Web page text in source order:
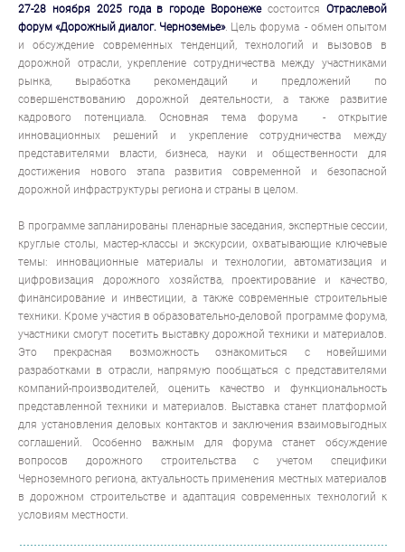
27-28 ноября 2025 года в городе Воронежесостоится Отраслевой
форум «Дорожный диалог. Черноземье». Цель форума - обмен опытом
и обсуждение современных тенденций, технологий и вызовов в
дорожной отрасли, укрепление сотрудничества между участниками
рынка, выработка рекомендаций и предложений по
совершенствованию дорожной деятельности, а также развитие
кадрового потенциала. Основная тема форума - открытие
инновационных решений и укрепление сотрудничества между
представителями власти, бизнеса, науки и общественности для
достижения нового этапа развития современной и безопасной
дорожной инфраструктуры региона и страны в целом.
В программе запланированы пленарные заседания, экспертные сессии,
круглые столы, мастер-классы и экскурсии, охватывающие ключевые
темы: инновационные материалы и технологии, автоматизация и
цифровизация дорожного хозяйства, проектирование и качество,
финансирование и инвестиции, а также современные строительные
техники. Кроме участия в образовательно-деловой программе форума,
участники смогут посетить выставку дорожной техники и материалов.
Это прекрасная возможность ознакомиться с новейшими
разработками в отрасли, напрямую пообщаться с представителями
компаний-производителей, оценить качество и функциональность
представленной техники и материалов. Выставка станет платформой
для установления деловых контактов и заключения взаимовыгодных
соглашений. Особенно важным для форума станет обсуждение
вопросов дорожного строительства с учетом специфики
Черноземного региона, актуальность применения местных материалов
в дорожном строительстве и адаптация современных технологий к
условиям местности.